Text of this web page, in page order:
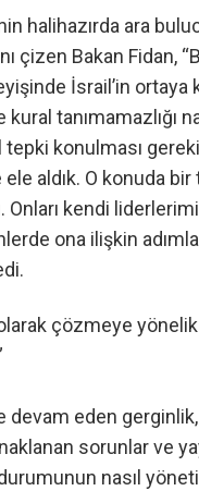
halihazırda ara
çizen Bakan Fidan,
İsrail’in ortaya
tanımamazlığı
tepki konulması
aldık. O konuda bir
Onları kendi
ona ilişkin
olarak çözmeye
devam eden
sorunlar ve
nasıl